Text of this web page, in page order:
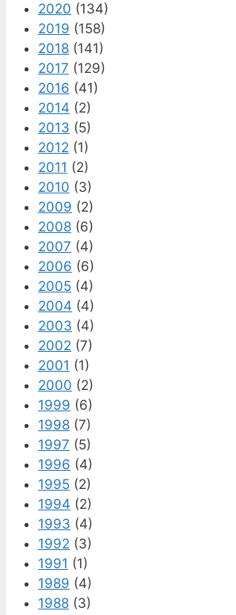
2020 (134)
2019 (158)
2018 (141)
2017 (129)
2016 (41)
2014 (2)
2013 (5)
2012 (1)
2011 (2)
2010 (3)
2009 (2)
2008 (6)
2007 (4)
2006 (6)
2005 (4)
2004 (4)
2003 (4)
2002 (7)
2001 (1)
2000 (2)
1999 (6)
1998 (7)
1997 (5)
1996 (4)
1995 (2)
1994 (2)
1993 (4)
1992 (3)
1991 (1)
1989 (4)
1988 (3)